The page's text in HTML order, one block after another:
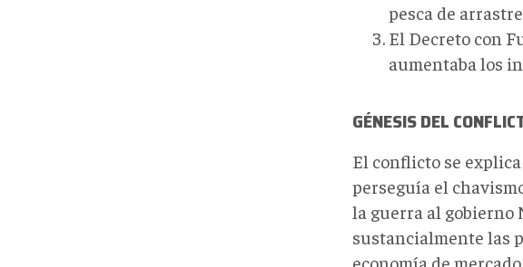
pesca de
El Decreto con
aumentaba los
GÉNESIS DEL
El conflicto se
perseguía el
la guerra al gobierno
sustancialmente las
economía de